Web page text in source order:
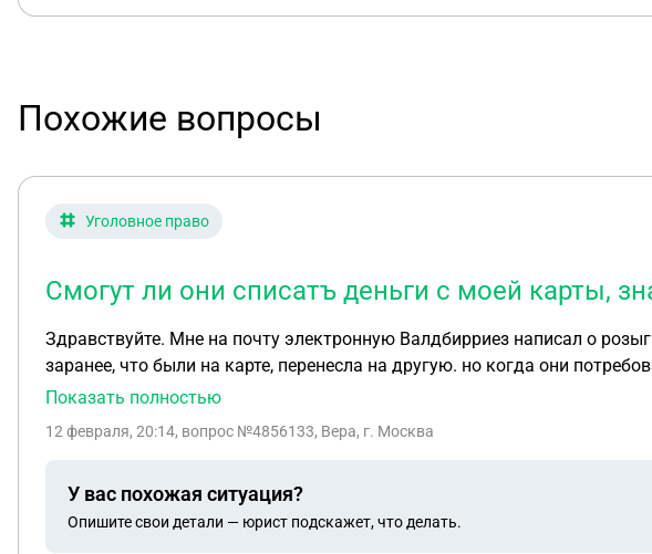
Похожие вопросы
Уголовное право
Смогут ли они списатъ деньги с моей карты,
Здравствуйте. Мне на почту электронную Валдбирриез написал о
заранее, что были на карте, перенесла на другую. но когда они
Потом я нашла отзывы об этом и поняла, что это мошенники. Я снова
Показать полностью
12 февраля, 20:14, вопрос №4856133, Вера, г. Москва
У вас похожая ситуация?
Опишите свои детали — юрист подскажет, что делать.